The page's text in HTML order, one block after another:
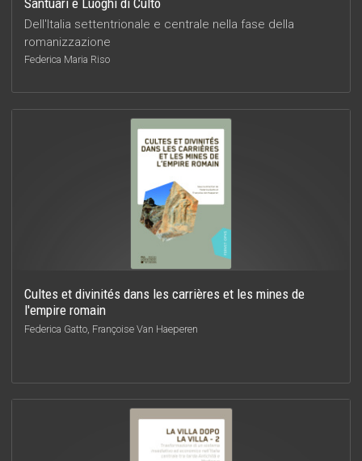
Santuari e Luoghi di Culto
Dell'Italia settentrionale e centrale nella fase della
romanizzazione
Federica Maria Riso
Cultes et divinités dans les carrières et les mines de
l'empire romain
Federica Gatto, Françoise Van Haeperen